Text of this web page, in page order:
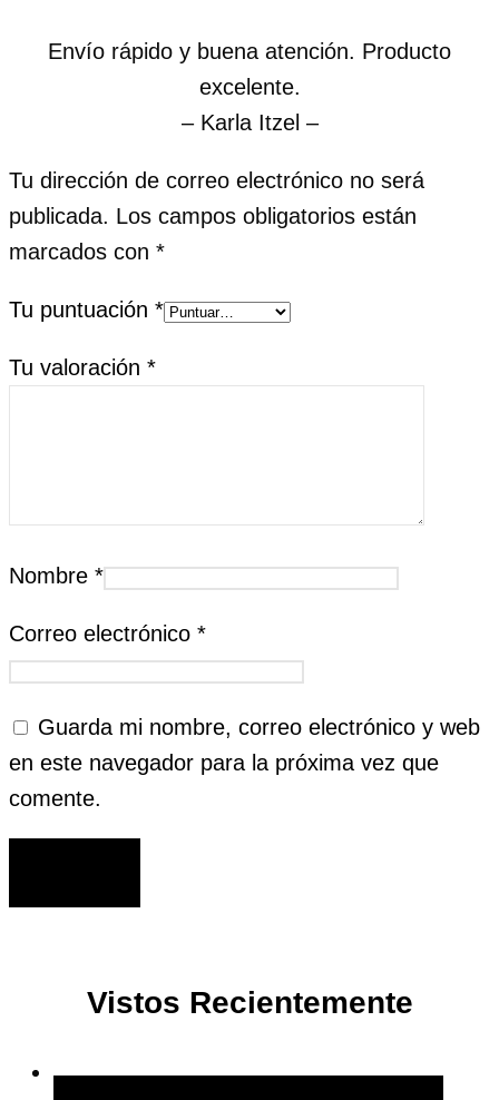
Envío rápido y buena atención. Producto
excelente.
– Karla Itzel –
Tu dirección de correo electrónico no será
publicada. Los campos obligatorios están
marcados con *
Tu puntuación *
Tu valoración *
Nombre *
Correo electrónico *
Guarda mi nombre, correo electrónico y web
en este navegador para la próxima vez que
comente.
Vistos Recientemente